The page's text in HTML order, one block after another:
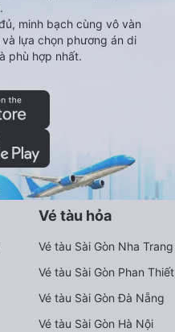
minh bạch cùng vô vàn
lựa chọn phương án di
phù hợp nhất.
Vé tàu hỏa
Vé tàu Sài Gòn Nha Trang
Vé tàu Sài Gòn Phan Thiết
Vé tàu Sài Gòn Đà Nẵng
Vé tàu Sài Gòn Hà Nội